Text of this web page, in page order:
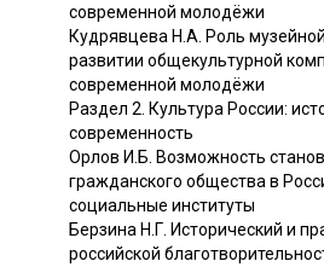
современной молодёжи
Кудрявцева H.A. Роль
развитии общекультурной
современной молодёжи
Раздел 2. Культура России:
современность
Орлов И.Б. Возможность
гражданского общества в
социальные институты
Берзина Н.Г. Исторический и
российской